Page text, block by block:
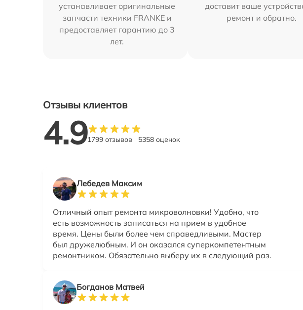
устанавливает оригинальные
запчасти техники FRANKE и
предоставляет гарантию до 3
лет.
доставит ваше
ремонт и обратно.
Отзывы клиентов
4.91799 отзывов 5358 оценок
Лебедев Максим
Отличный опыт ремонта микроволновки! Удобно, что
есть возможность записаться на прием в удобное
время. Цены были более чем справедливыми. Мастер
был дружелюбным. И он оказался суперкомпетентным
ремонтником. Обязательно выберу их в следующий раз.
Богданов Матвей